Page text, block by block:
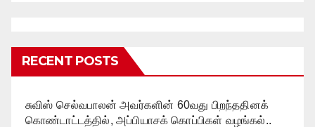
RECENT POSTS
சுவிஸ் செல்வபாலன் அவர்களின் 60வது பிறந்ததினக்
கொண்டாட்டத்தில், அப்பியாசக் கொப்பிகள் வழங்கல்..